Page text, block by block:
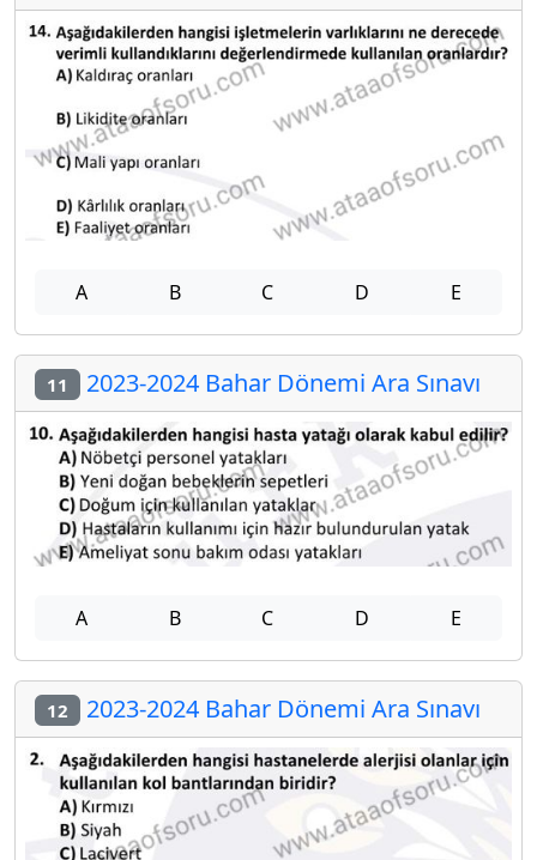
A B C D E
11 2023-2024 Bahar Dönemi Ara Sınavı
A B C D E
12 2023-2024 Bahar Dönemi Ara Sınavı